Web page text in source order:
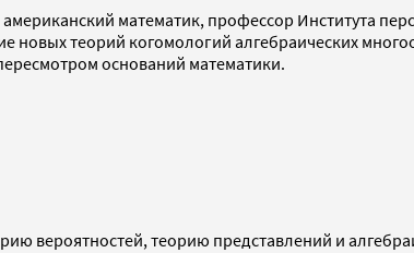
математик, профессор Института
новых теорий когомологий алгебраических
оснований математики.
вероятностей, теорию представлений и